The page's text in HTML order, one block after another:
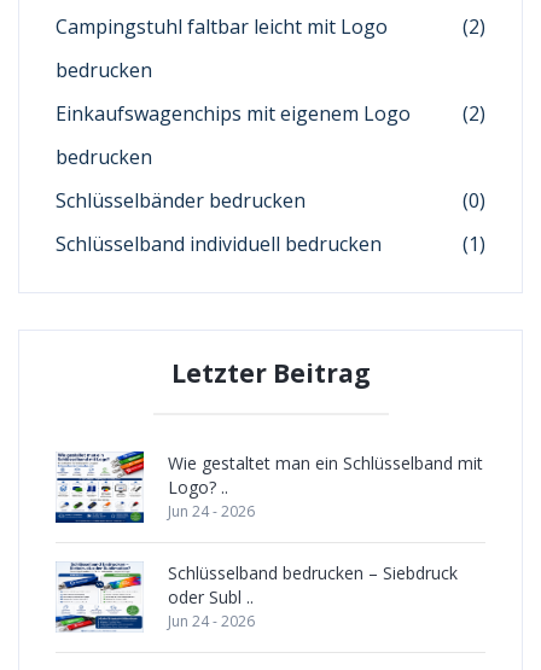
Campingstuhl faltbar leicht mit Logo
bedrucken
(2)
Einkaufswagenchips mit eigenem Logo
bedrucken
(2)
Schlüsselbänder bedrucken
(0)
Schlüsselband individuell bedrucken
(1)
Letzter Beitrag
Wie gestaltet man ein Schlüsselband mit
Logo? ..
Jun 24 - 2026
Schlüsselband bedrucken – Siebdruck
oder Subl ..
Jun 24 - 2026